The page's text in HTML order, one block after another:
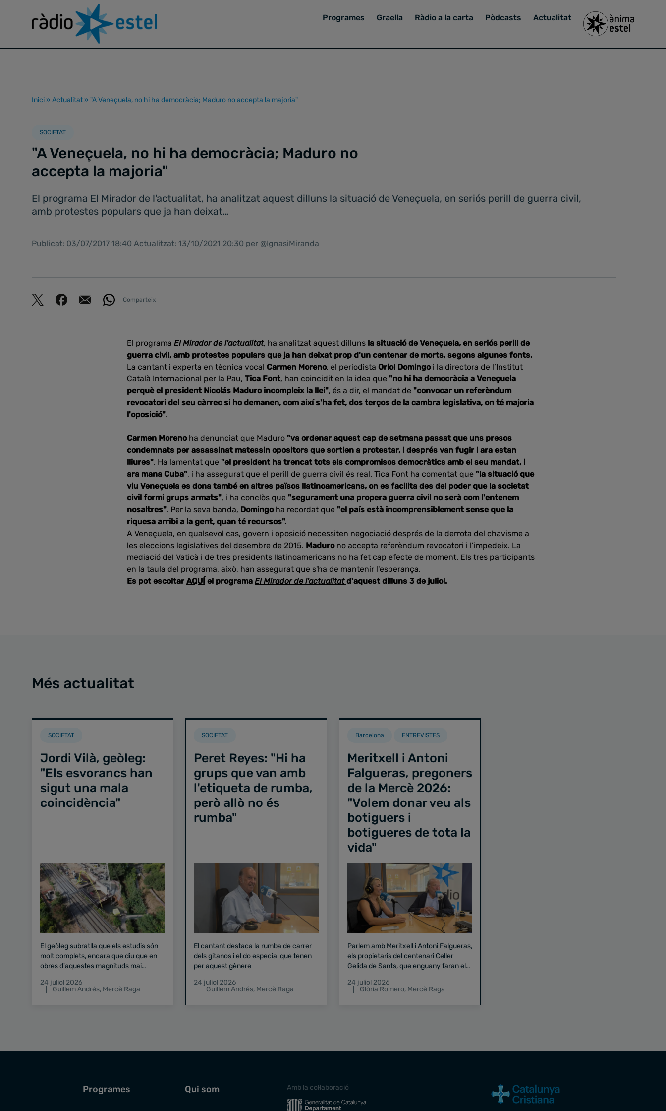
Programes Graella Ràdio a la carta Pòdcasts Actualitat
Inici » Actualitat » "A Veneçuela, no hi ha democràcia; Maduro no accepta la majoria"
SOCIETAT
"A Veneçuela, no hi ha democràcia; Maduro no
accepta la majoria"
El programa El Mirador de l'actualitat, ha analitzat aquest dilluns la situació de Veneçuela, en seriós perill de guerra civil,
amb protestes populars que ja han deixat…
Publicat: 03/07/2017 18:40 Actualitzat: 13/10/2021 20:30 per @IgnasiMiranda
Comparteix
El programa El Mirador de l'actualitat, ha analitzat aquest dilluns la situació de Veneçuela, en seriós perill de
guerra civil, amb protestes populars que ja han deixat prop d'un centenar de morts, segons algunes fonts.
La cantant i experta en tècnica vocal Carmen Moreno, el periodista Oriol Domingo i la directora de l’Institut
Català Internacional per la Pau, Tica Font, han coincidit en la idea que "no hi ha democràcia a Veneçuela
perquè el president Nicolás Maduro incompleix la llei", és a dir, el mandat de "convocar un referèndum
revocatori del seu càrrec si ho demanen, com així s'ha fet, dos terços de la cambra legislativa, on té majoria
l'oposició".
Carmen Morenoha denunciat que Maduro "va ordenar aquest cap de setmana passat que uns presos
condemnats per assassinat matessin opositors que sortien a protestar, i després van fugir i ara estan
lliures". Ha lamentat que "el president ha trencat tots els compromisos democràtics amb el seu mandat, i
ara mana Cuba", i ha assegurat que el perill de guerra civil és real. Tica Font ha comentat que "la situació que
viu Veneçuela es dona també en altres països llatinoamericans, on es facilita des del poder que la societat
civil formi grups armats", i ha conclòs que "segurament una propera guerra civil no serà com l'entenem
nosaltres". Per la seva banda, Domingo ha recordat que "el país està incomprensiblement sense que la
riquesa arribi a la gent, quan té recursos".
A Veneçuela, en qualsevol cas, govern i oposició necessiten negociació després de la derrota del chavisme a
les eleccions legislatives del desembre de 2015. Maduro no accepta referèndum revocatori i l’impedeix. La
mediació del Vaticà i de tres presidents llatinoamericans no ha fet cap efecte de moment. Els tres participants
en la taula del programa, això, han assegurat que s'ha de mantenir l'esperança.
Es pot escoltar AQUÍ el programa El Mirador de l'actualitat d'aquest dilluns 3 de juliol.
Més actualitat
SOCIETAT
Jordi Vilà, geòleg:
"Els esvorancs han
sigut una mala
coincidència"
El geòleg subratlla que els estudis són
molt complets, encara que diu que en
obres d'aquestes magnituds mai
24 juliol 2026
Guillem Andrés, Mercè Raga
SOCIETAT
Peret Reyes: "Hi ha
grups que van amb
l'etiqueta de rumba,
però allò no és
rumba"
El cantant destaca la rumba de carrer
dels gitanos i el do especial que tenen
per aquest gènere
24 juliol 2026
Guillem Andrés, Mercè Raga
Barcelona ENTREVISTES
Meritxell i Antoni
Falgueras, pregoners
de la Mercè 2026:
"Volem donar veu als
botiguers i
botigueres de tota la
vida"
Parlem amb Meritxell i Antoni Falgueras,
els propietaris del centenari Celler
Gelida de Sants, que enguany faran el
24 juliol 2026
Glòria Romero, Mercè Raga
Programes Qui som Amb la col·laboració